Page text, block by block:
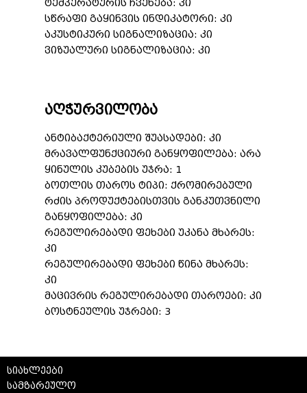
ტემპერატურის ჩვენება: კი
სწრაფი გაყინვის ინდიკატორი: კი
აკუსტიკური სიგნალიზაცია: კი
ვიზუალური სიგნალიზაცია: კი
აღჭურვილობა
ანტიბაქტერიული შუასადები: კი
მრავალფუნქციური განყოფილება: არა
ყინულის კუბების უჯრა: 1
ბოთლის თაროს ტიპი: ქრომირებული
რძის პროდუქტებისთვის განკუთვნილი
განყოფილება: კი
რეგულირებადი ფეხები უკანა მხარეს:
კი
რეგულირებადი ფეხები წინა მხარეს:
კი
მაცივრის რეგულირებადი თაროები: კი
ბოსტნეულის უჯრები: 3
სიახლეები
სამზარეულო